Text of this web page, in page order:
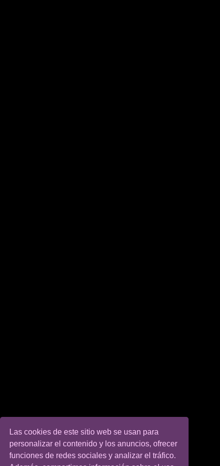
Las cookies de este sitio web se usan para
personalizar el contenido y los anuncios, ofrecer
funciones de redes sociales y analizar el tráfico.